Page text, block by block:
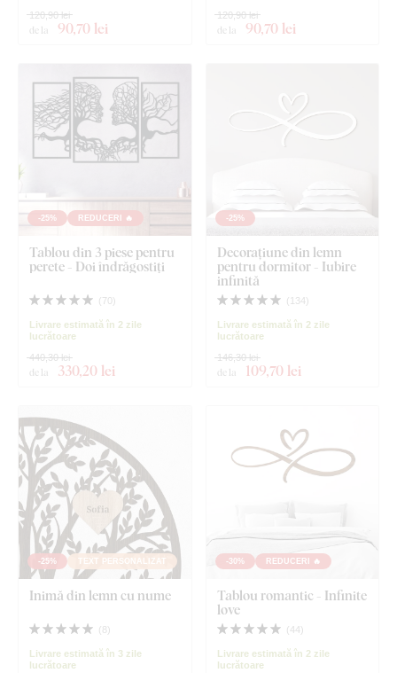
de la 90,70 lei
120,90 lei
de la 90,70 lei
120,90 lei
-25% REDUCERI 🔥
Tablou din 3 piese pentru
perete - Doi îndrăgostiți
( 70 )
Livrare estimată în 2 zile
lucrătoare
de la 330,20 lei
440,30 lei
-25%
Decorațiune din lemn
pentru dormitor - Iubire
infinită
( 134 )
Livrare estimată în 2 zile
lucrătoare
de la 109,70 lei
146,30 lei
-25% TEXT PERSONALIZAT
Inimă din lemn cu nume
( 8 )
Livrare estimată în 3 zile
lucrătoare
-30% REDUCERI 🔥
Tablou romantic - Infinite
love
( 44)
Livrare estimată în 2 zile
lucrătoare